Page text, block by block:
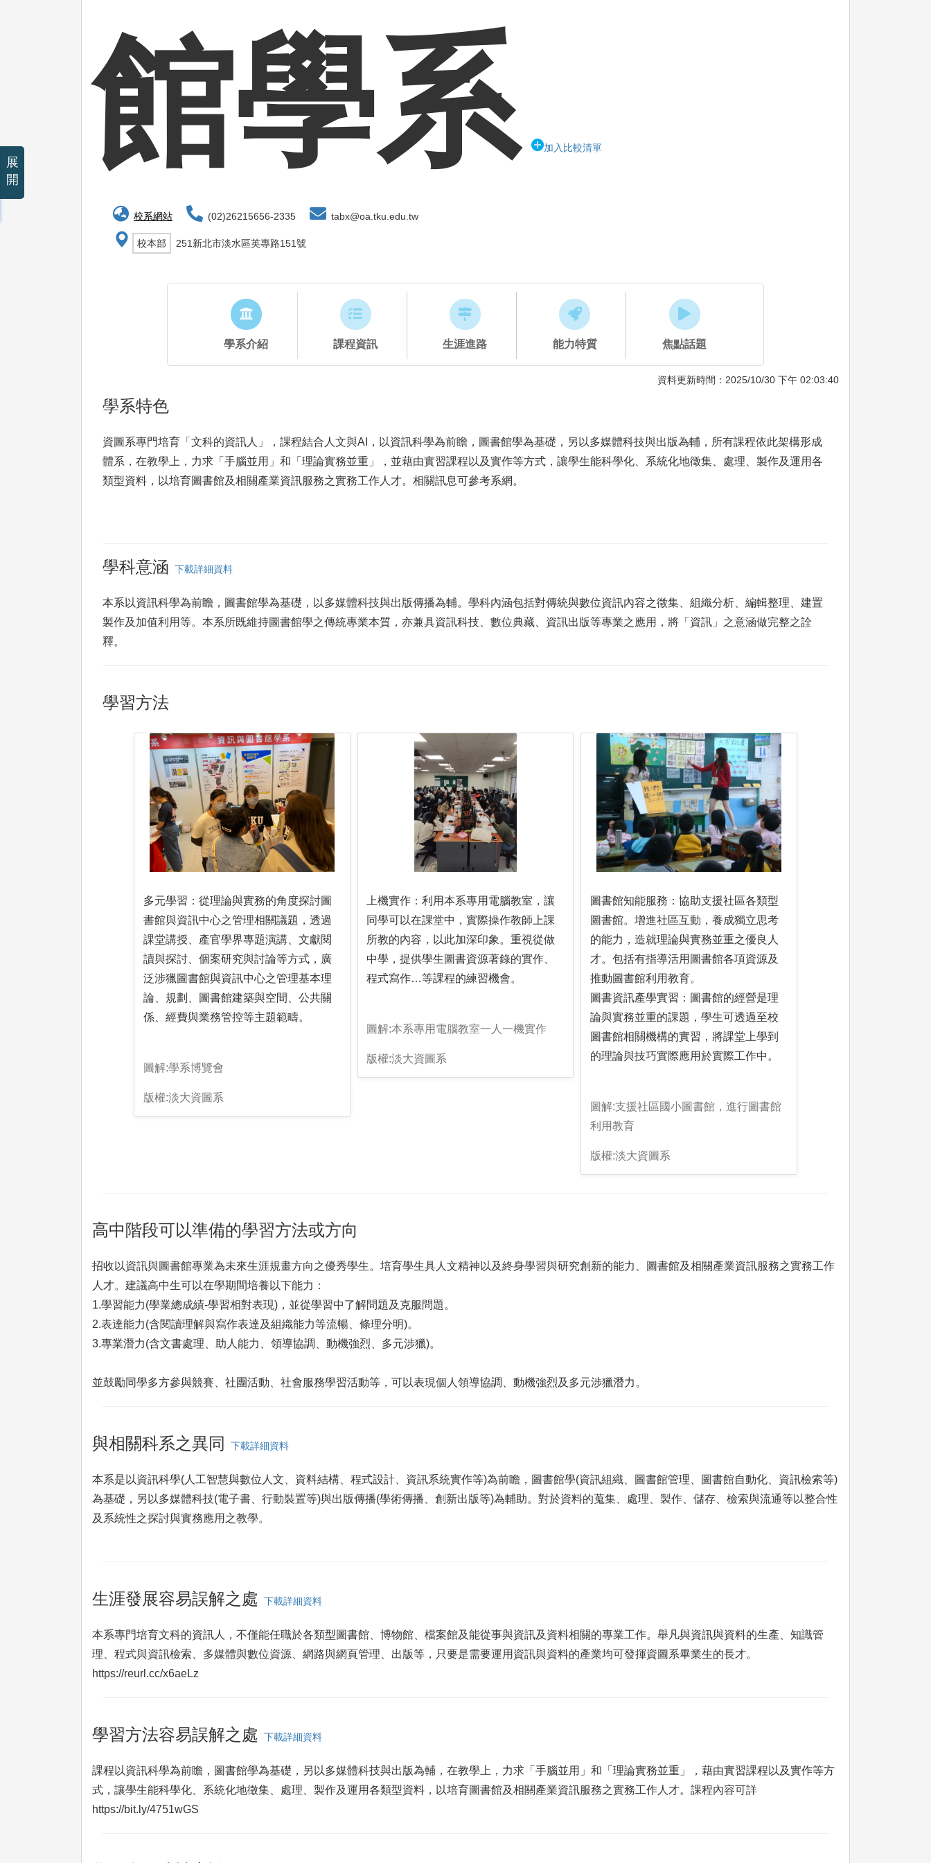
館學系 加入比較清單
校系網站 (02)26215656-2335 tabx@oa.tku.edu.tw
校本部 251新北市淡水區英專路151號
學系介紹 課程資訊 生涯進路 能力特質 焦點話題
資料更新時間：2025/10/30 下午 02:03:40
學系特色
資圖系專門培育「文科的資訊人」，課程結合人文與AI，以資訊科學為前瞻，圖書館學為基礎，另以多媒體科技與出版為輔，所有課程依此架構形成
體系，在教學上，力求「手腦並用」和「理論實務並重」，並藉由實習課程以及實作等方式，讓學生能科學化、系統化地徵集、處理、製作及運用各
類型資料，以培育圖書館及相關產業資訊服務之實務工作人才。相關訊息可參考系網。
學科意涵 下載詳細資料
本系以資訊科學為前瞻，圖書館學為基礎，以多媒體科技與出版傳播為輔。學科內涵包括對傳統與數位資訊內容之徵集、組織分析、編輯整理、建置
製作及加值利用等。本系所既維持圖書館學之傳統專業本質，亦兼具資訊科技、數位典藏、資訊出版等專業之應用，將「資訊」之意涵做完整之詮
釋。
學習方法
多元學習：從理論與實務的角度探討圖
書館與資訊中心之管理相關議題，透過
課堂講授、產官學界專題演講、文獻閱
讀與探討、個案研究與討論等方式，廣
泛涉獵圖書館與資訊中心之管理基本理
論、規劃、圖書館建築與空間、公共關
係、經費與業務管控等主題範疇。
圖解:學系博覽會
版權:淡大資圖系
上機實作：利用本系專用電腦教室，讓
同學可以在課堂中，實際操作教師上課
所教的內容，以此加深印象。重視從做
中學，提供學生圖書資源著錄的實作、
程式寫作…等課程的練習機會。
圖解:本系專用電腦教室一人一機實作
版權:淡大資圖系
圖書館知能服務：協助支援社區各類型
圖書館。增進社區互動，養成獨立思考
的能力，造就理論與實務並重之優良人
才。包括有指導活用圖書館各項資源及
推動圖書館利用教育。
圖書資訊產學實習：圖書館的經營是理
論與實務並重的課題，學生可透過至校
圖書館相關機構的實習，將課堂上學到
的理論與技巧實際應用於實際工作中。
圖解:支援社區國小圖書館，進行圖書館
利用教育
版權:淡大資圖系
高中階段可以準備的學習方法或方向
招收以資訊與圖書館專業為未來生涯規畫方向之優秀學生。培育學生具人文精神以及終身學習與研究創新的能力、圖書館及相關產業資訊服務之實務工作
人才。建議高中生可以在學期間培養以下能力：
1.學習能力(學業總成績-學習相對表現)，並從學習中了解問題及克服問題。
2.表達能力(含閱讀理解與寫作表達及組織能力等流暢、條理分明)。
3.專業潛力(含文書處理、助人能力、領導協調、動機強烈、多元涉獵)。
並鼓勵同學多方參與競賽、社團活動、社會服務學習活動等，可以表現個人領導協調、動機強烈及多元涉獵潛力。
與相關科系之異同 下載詳細資料
本系是以資訊科學(人工智慧與數位人文、資料結構、程式設計、資訊系統實作等)為前瞻，圖書館學(資訊組織、圖書館管理、圖書館自動化、資訊檢索等)
為基礎，另以多媒體科技(電子書、行動裝置等)與出版傳播(學術傳播、創新出版等)為輔助。對於資料的蒐集、處理、製作、儲存、檢索與流通等以整合性
及系統性之探討與實務應用之教學。
生涯發展容易誤解之處 下載詳細資料
本系專門培育文科的資訊人，不僅能任職於各類型圖書館、博物館、檔案館及能從事與資訊及資料相關的專業工作。舉凡與資訊與資料的生產、知識管
理、程式與資訊檢索、多媒體與數位資源、網路與網頁管理、出版等，只要是需要運用資訊與資料的產業均可發揮資圖系畢業生的長才。
https://reurl.cc/x6aeLz
學習方法容易誤解之處 下載詳細資料
課程以資訊科學為前瞻，圖書館學為基礎，另以多媒體科技與出版為輔，在教學上，力求「手腦並用」和「理論實務並重」，藉由實習課程以及實作等方
式，讓學生能科學化、系統化地徵集、處理、製作及運用各類型資料，以培育圖書館及相關產業資訊服務之實務工作人才。課程內容可詳
https://bit.ly/4751wGS
展
開